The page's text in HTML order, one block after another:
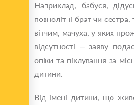
Наприклад, бабуся,
повнолітні брат чи
вітчим, мачуха, у яких
відсутності – заяву
опіки та піклування за
дитини.
Від імені дитини, що